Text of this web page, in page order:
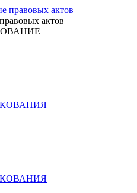
актов